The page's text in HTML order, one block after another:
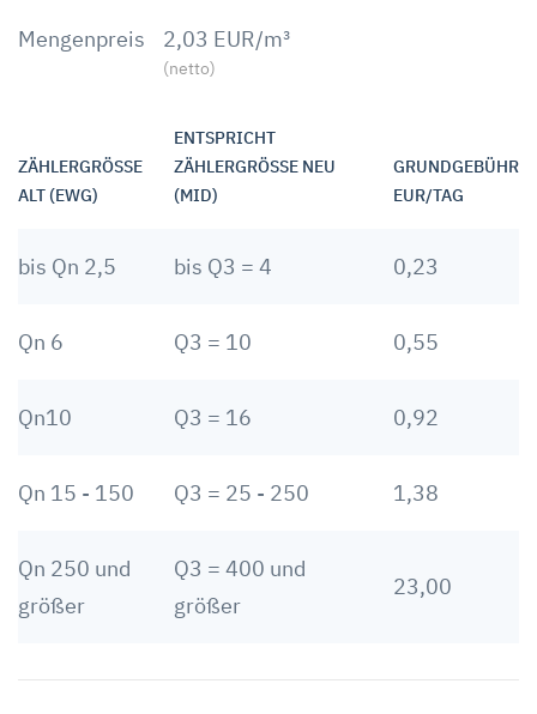
Mengenpreis 2,03 EUR/m³
(netto)
ZÄHLERGRÖSSE A
LT (EWG)
ENTSPRICHT
ZÄHLERGRÖSSE NEU (
MID)
GRUNDGEBÜHR
EUR/TAG
bis Qn 2,5 bis Q3 = 4 0,23
Qn 6 Q3 = 10 0,55
Qn10 Q3 = 16 0,92
Qn 15 - 150 Q3 = 25 - 250 1,38
Qn 250 und
größer
Q3 = 400 und
größer
23,00